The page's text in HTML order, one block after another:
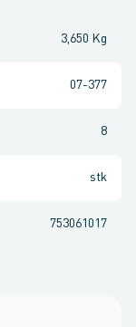
3,650 Kg
07-377
8
stk
753061017